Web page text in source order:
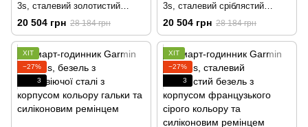
3s, сталевий золотистий
безель з корпусом кольору
запорошеної троянди та
силіконовим ремінцем
20 504 грн 28 184 грн
3s, сталевий сріблястий
безель із сірим корпусом та
силіконовим ремінцем
20 504 грн 28 184 грн
ХІТ
−27%
3
ХІТ
−27%
3